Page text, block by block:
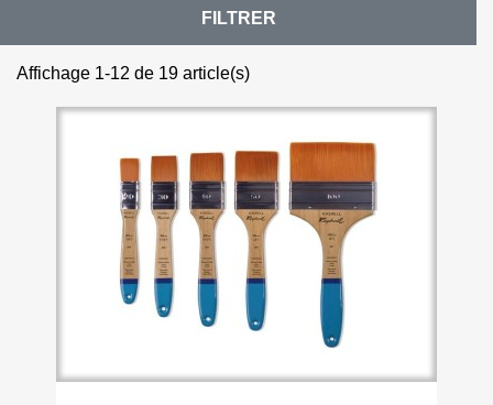
FILTRER
Affichage 1-12 de 19 article(s)